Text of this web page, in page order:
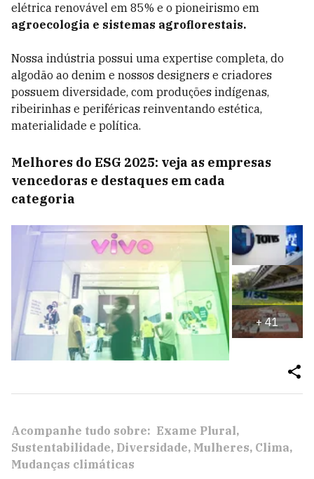
elétrica renovável em 85% e o pioneirismo em
agroecologia e sistemas agroflorestais.
Nossa indústria possui uma expertise completa, do
algodão ao denim e nossos designers e criadores
possuem diversidade, com produções indígenas,
ribeirinhas e periféricas reinventando estética,
materialidade e política.
Melhores do ESG 2025: veja as empresas
vencedoras e destaques em cada
categoria
+41
Acompanhe tudo sobre: Exame Plural
Sustentabilidade Diversidade Mulheres Clima
Mudanças climáticas